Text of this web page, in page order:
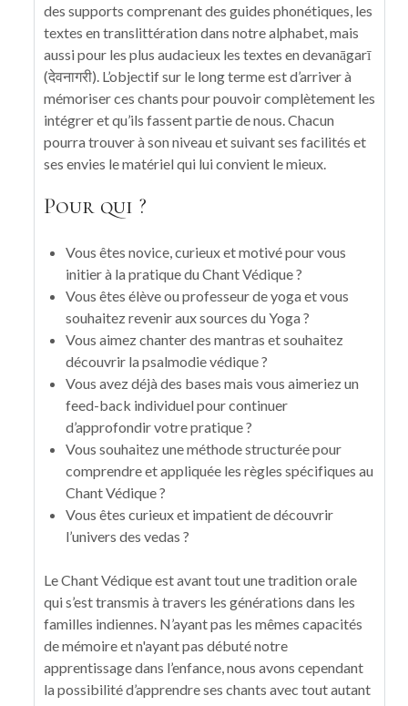
des supports comprenant des guides phonétiques, les
textes en translittération dans notre alphabet, mais
aussi pour les plus audacieux les textes en devanāgarī
(देवनागरी). L’objectif sur le long terme est d’arriver à
mémoriser ces chants pour pouvoir complètement les
intégrer et qu’ils fassent partie de nous. Chacun
pourra trouver à son niveau et suivant ses facilités et
ses envies le matériel qui lui convient le mieux.
Pour qui ?
Vous êtes novice, curieux et motivé pour vous
initier à la pratique du Chant Védique ?
Vous êtes élève ou professeur de yoga et vous
souhaitez revenir aux sources du Yoga ?
Vous aimez chanter des mantras et souhaitez
découvrir la psalmodie védique ?
Vous avez déjà des bases mais vous aimeriez un
feed-back individuel pour continuer
d’approfondir votre pratique ?
Vous souhaitez une méthode structurée pour
comprendre et appliquée les règles spécifiques au
Chant Védique ?
Vous êtes curieux et impatient de découvrir
l’univers des vedas ?
Le Chant Védique est avant tout une tradition orale
qui s’est transmis à travers les générations dans les
familles indiennes. N’ayant pas les mêmes capacités
de mémoire et n'ayant pas débuté notre
apprentissage dans l’enfance, nous avons cependant
la possibilité d’apprendre ses chants avec tout autant